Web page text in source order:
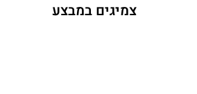
צמיגים במבצע